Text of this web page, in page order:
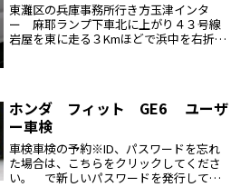
東灘区の兵庫事務所行き方玉津インタ
ー 麻耶ランプ下車北に上がり４３号線
岩屋を東に走る３Kmほどで浜中を右折突
ホンダ フィット GE6 ユーザ
ー車検
車検車検の予約※ID、パスワードを忘れ
た場合は、こちらをクリックしてくださ
い。 で新しいパスワードを発行しても